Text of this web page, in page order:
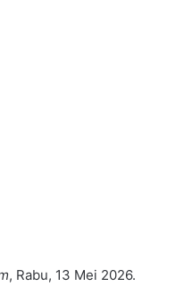
, Rabu, 13 Mei 2026.